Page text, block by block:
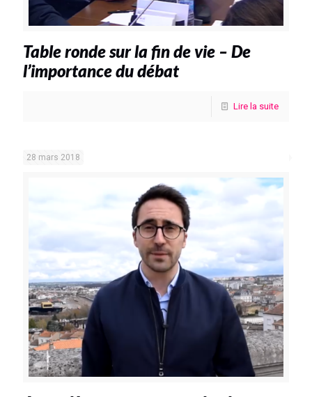
Table ronde sur la fin de vie – De
l’importance du débat
Lire la suite
28 mars 2018